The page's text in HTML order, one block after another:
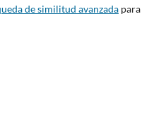
de similitud avanzadapara